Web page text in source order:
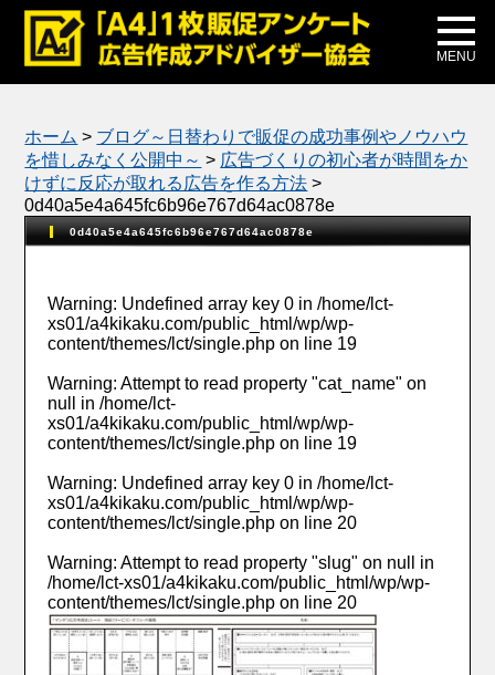
MENU
メディア掲載
公式ブログ
ホーム > ブログ～日替わりで販促の成功事例やノウハウ
を惜しみなく公開中～ > 広告づくりの初心者が時間をか
けずに反応が取れる広告を作る方法 >
0d40a5e4a645fc6b96e767d64ac0878e
0d40a5e4a645fc6b96e767d64ac0878e
Warning: Undefined array key 0 in/home/lct-
xs01/a4kikaku.com/public_html/wp/wp-
content/themes/lct/single.php on line 19
Warning: Attempt to read property "cat_name" on
null in/home/lct-
xs01/a4kikaku.com/public_html/wp/wp-
content/themes/lct/single.php on line 19
Warning: Undefined array key 0 in/home/lct-
xs01/a4kikaku.com/public_html/wp/wp-
content/themes/lct/single.php on line 20
Warning: Attempt to read property "slug" on null in
/home/lct-xs01/a4kikaku.com/public_html/wp/wp-
content/themes/lct/single.php on line 20